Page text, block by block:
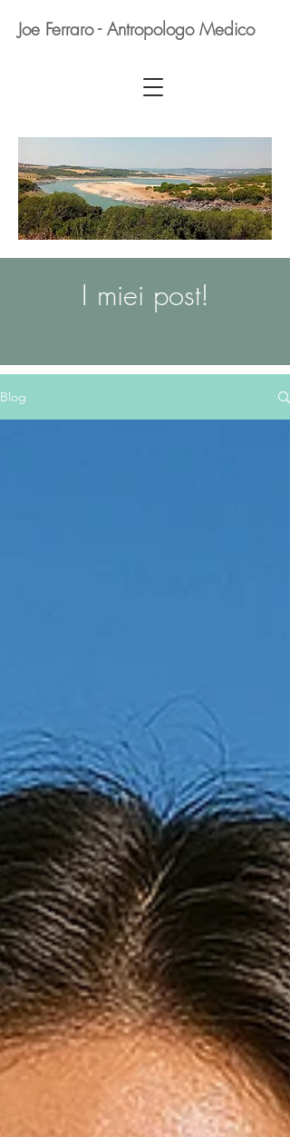
Joe Ferraro - Antropologo Medico
I miei post!
Blog